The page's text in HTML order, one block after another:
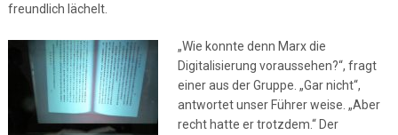
freundlich lächelt.
„Wie konnte denn Marx die
Digitalisierung voraussehen?“, fragt
einer aus der Gruppe. „Gar nicht“,
antwortet unser Führer weise. „Aber
recht hatte er trotzdem.“ Der